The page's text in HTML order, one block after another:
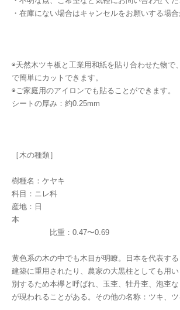
・在庫にない場合はキャンセルをお願いする場合
◉天然木ツキ板と工業用和紙を貼り合わせた物で
で簡単にカットできます。
◉ご家庭用のアイロンでも貼ることができます。
シートの厚み：約0.25mm
［木の種類］
樹種名：ケヤキ
科目：ニレ科
産地：日
比重：0.47〜0.69
黄色系の木の中でも木目が明瞭。日本を代表す
建築に重用されたり、農家の大黒柱としても用
別するため本欅と呼ばれ、玉杢、牡丹杢、泡杢
が現われることがある。その他の名称：ツキ、